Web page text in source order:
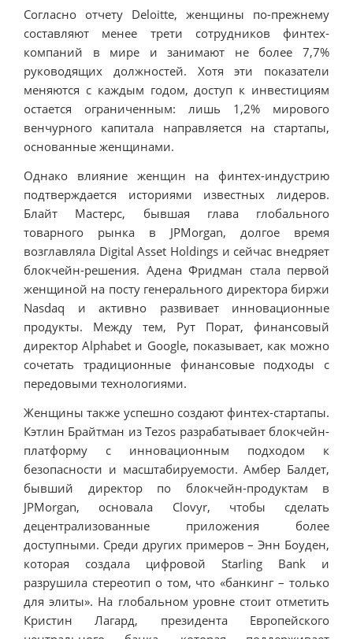
Согласно отчету Deloitte, женщины по-прежнему
составляют менее трети сотрудников финтех-
компаний в мире и занимают не более 7,7%
руководящих должностей. Хотя эти показатели
меняются с каждым годом, доступ к инвестициям
остается ограниченным: лишь 1,2% мирового
венчурного капитала направляется на стартапы,
основанные женщинами.
Однако влияние женщин на финтех-индустрию
подтверждается историями известных лидеров.
Блайт Мастерс, бывшая глава глобального
товарного рынка в JPMorgan, долгое время
возглавляла Digital Asset Holdings и сейчас внедряет
блокчейн-решения. Адена Фридман стала первой
женщиной на посту генерального директора биржи
Nasdaq и активно развивает инновационные
продукты. Между тем, Рут Порат, финансовый
директор Alphabet и Google, показывает, как можно
сочетать традиционные финансовые подходы с
передовыми технологиями.
Женщины также успешно создают финтех-стартапы.
Кэтлин Брайтман из Tezos разрабатывает блокчейн-
платформу с инновационным подходом к
безопасности и масштабируемости. Амбер Балдет,
бывший директор по блокчейн-продуктам в
JPMorgan, основала Clovyr, чтобы сделать
децентрализованные приложения более
доступными. Среди других примеров – Энн Боуден,
которая создала цифровой Starling Bank и
разрушила стереотип о том, что «банкинг – только
для элиты». На глобальном уровне стоит отметить
Кристин Лагард, президента Европейского